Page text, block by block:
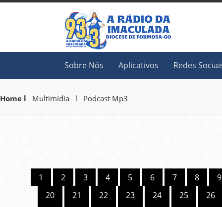
Sobre Nós Aplicativos Redes
Home l Multimídia l Podcast Mp3
1 2 3 4 5 6 7 8
9
20
21 22 23 24 25
26